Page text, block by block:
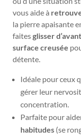
vous aide à
la pierre apaisante
faitesglisser
surface creusée
détente.
Idéale pour ceux
gérer leur
concentration.
Parfaite pour
habitudes (se